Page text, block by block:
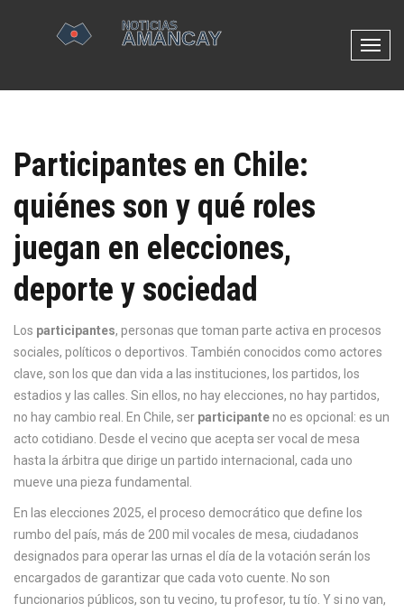
N
v
a
l
n
c
Participantes en Chile:
quiénes son y qué roles
juegan en elecciones,
deporte y sociedad
Los participantes, personas que toman parte activa en procesos
sociales, políticos o deportivos . También conocidos como actores
clave, son los que dan vida a las instituciones, los partidos, los
estadios y las calles. Sin ellos, no hay elecciones, no hay partidos,
no hay cambio real.
En Chile, ser participanteno es opcional: es un
acto cotidiano. Desde el vecino que acepta ser vocal de mesa
hasta la árbitra que dirige un partido internacional, cada uno
mueve una pieza fundamental.
En las elecciones 2025, el proceso democrático que define los
rumbo del país, más de 200 mil vocales de mesa, ciudadanos
designados para operar las urnas el día de la votación serán los
encargados de garantizar que cada voto cuente. No son
funcionarios públicos, son tu vecino, tu profesor, tu tío. Y si no van,